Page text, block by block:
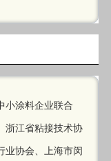
小涂料企业联合
浙江省粘接技术协
业协会、上海市闵